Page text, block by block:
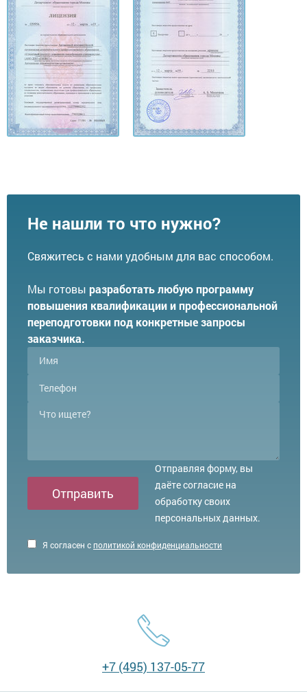
Не нашли то что нужно?
Свяжитесь с нами удобным для вас способом.
Мы готовы разработать любую программу
повышения квалификации и профессиональной
переподготовки под конкретные запросы
заказчика.
Я согласен сполитикой конфиденциальности
Отправить
Отправляя форму, вы
даёте согласие на
обработку своих
персональных данных.
+7 (495) 137-05-77